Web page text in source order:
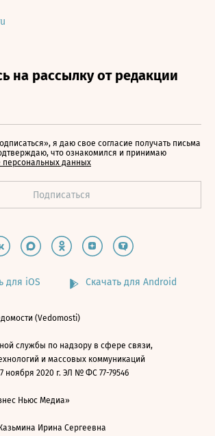
я даю свое согласие получать письма
что ознакомился и принимаю
персональных данных
для iOS Скачать для Android
(Vedomosti)
службы по надзору в сфере связи,
и массовых коммуникаций
ноября 2020 г. ЭЛ № ФС 77-79546
Ньюс Медиа»
Ирина Сергеевна